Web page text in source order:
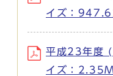
イズ：
平成23年度
イズ：